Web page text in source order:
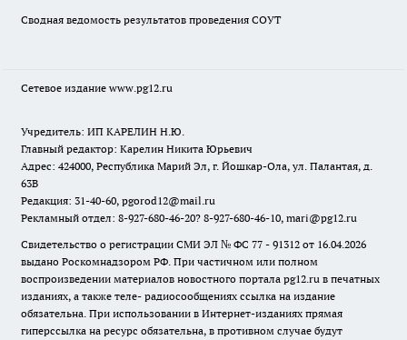
Сводная ведомость результатов проведения СОУТ
Сетевое издание www.pg12.ru
Учредитель: ИП КАРЕЛИН Н.Ю.
Главный редактор: Карелин Никита Юрьевич
Адрес: 424000, Республика Марий Эл, г. Йошкар-Ола, ул. Палантая, д.
63В
Редакция: 31-40-60, pgorod12@mail.ru
Рекламный отдел: 8-927-680-46-20? 8-927-680-46-10, mari@pg12.ru
Свидетельство о регистрации СМИ ЭЛ № ФС 77 - 91312 от 16.04.2026
выдано Роскомнадзором РФ. При частичном или полном
воспроизведении материалов новостного портала pg12.ru в печатных
изданиях, а также теле- радиосообщениях ссылка на издание
обязательна. При использовании в Интернет-изданиях прямая
гиперссылка на ресурс обязательна, в противном случае будут